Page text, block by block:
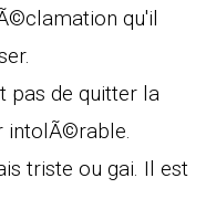
qu'il
pas de quitter la
intolÃ©rable.
triste ou gai. Il est